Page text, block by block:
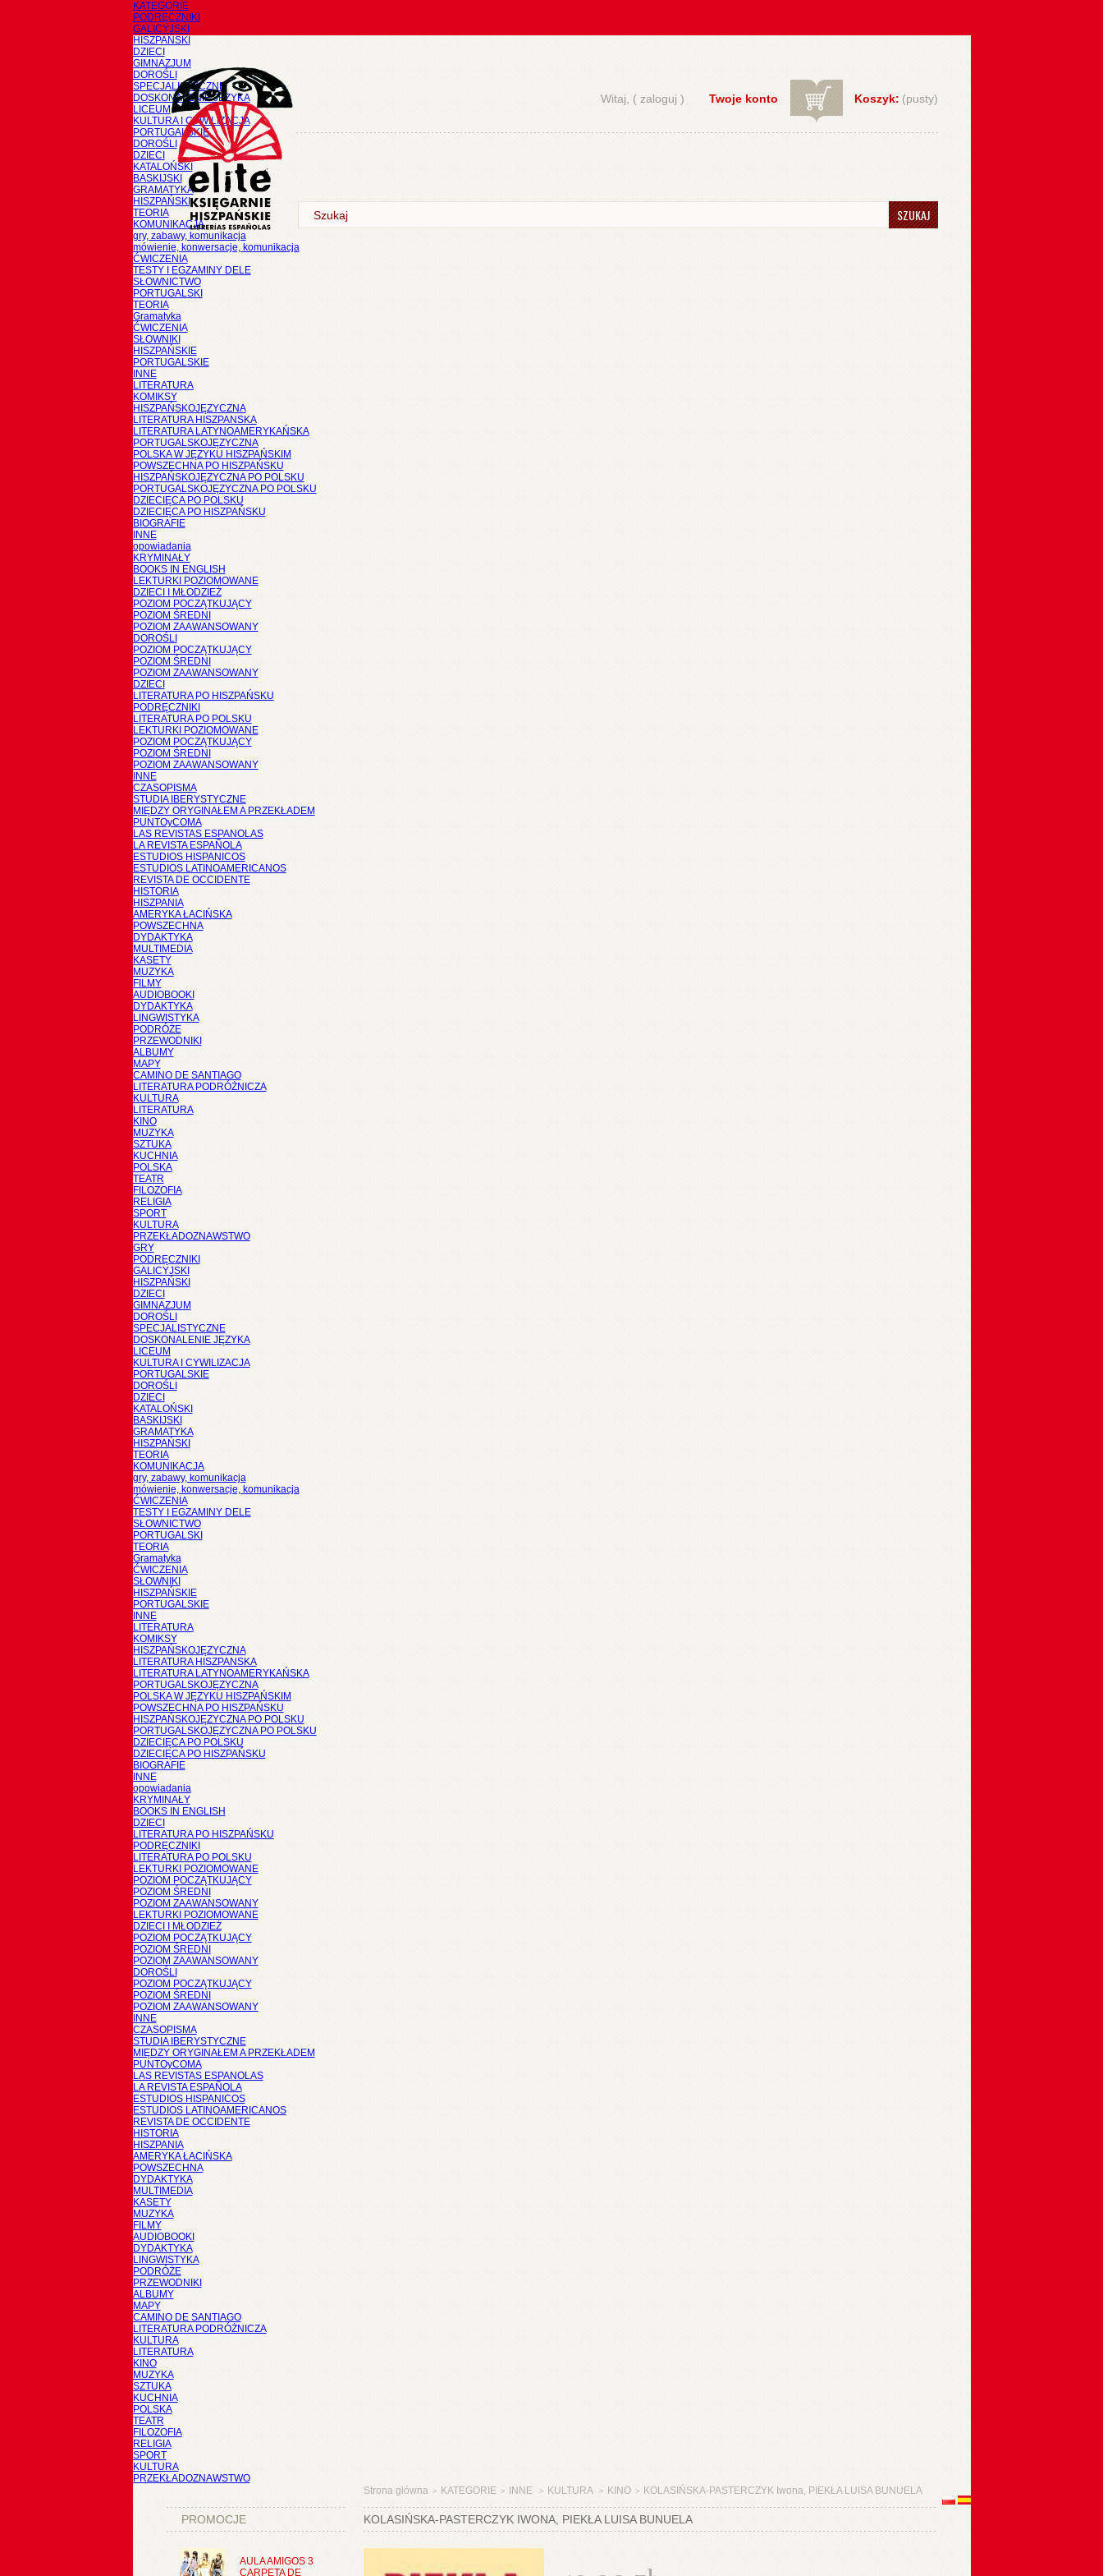
KATEGORIE
PODRĘCZNIKI
GALICYJSKI
HISZPAŃSKI
DZIECI
GIMNAZJUM
DOROŚLI
SPECJALISTYCZNE
DOSKONALENIE JĘZYKA
LICEUM
KULTURA I CYWILIZACJA
PORTUGALSKIE
DOROŚLI
DZIECI
KATALOŃSKI
BASKIJSKI
GRAMATYKA
HISZPAŃSKI
TEORIA
KOMUNIKACJA
gry, zabawy, komunikacja
mówienie, konwersacje, komunikacja
ĆWICZENIA
TESTY I EGZAMINY DELE
SŁOWNICTWO
PORTUGALSKI
TEORIA
Gramatyka
ĆWICZENIA
SŁOWNIKI
HISZPAŃSKIE
PORTUGALSKIE
INNE
LITERATURA
KOMIKSY
HISZPAŃSKOJĘZYCZNA
LITERATURA HISZPANSKA
LITERATURA LATYNOAMERYKAŃSKA
PORTUGALSKOJĘZYCZNA
POLSKA W JĘZYKU HISZPAŃSKIM
POWSZECHNA PO HISZPAŃSKU
HISZPAŃSKOJĘZYCZNA PO POLSKU
PORTUGALSKOJĘZYCZNA PO POLSKU
DZIECIĘCA PO POLSKU
DZIECIĘCA PO HISZPAŃSKU
BIOGRAFIE
INNE
opowiadania
KRYMINAŁY
BOOKS IN ENGLISH
LEKTURKI POZIOMOWANE
DZIECI I MŁODZIEŻ
POZIOM POCZĄTKUJĄCY
POZIOM ŚREDNI
POZIOM ZAAWANSOWANY
DOROŚLI
POZIOM POCZĄTKUJĄCY
POZIOM ŚREDNI
POZIOM ZAAWANSOWANY
DZIECI
LITERATURA PO HISZPAŃSKU
PODRĘCZNIKI
LITERATURA PO POLSKU
LEKTURKI POZIOMOWANE
POZIOM POCZĄTKUJĄCY
POZIOM ŚREDNI
POZIOM ZAAWANSOWANY
INNE
CZASOPISMA
STUDIA IBERYSTYCZNE
MIĘDZY ORYGINAŁEM A PRZEKŁADEM
PUNTOyCOMA
LAS REVISTAS ESPANOLAS
LA REVISTA ESPAÑOLA
ESTUDIOS HISPANICOS
ESTUDIOS LATINOAMERICANOS
REVISTA DE OCCIDENTE
HISTORIA
HISZPANIA
AMERYKA ŁACIŃSKA
POWSZECHNA
DYDAKTYKA
MULTIMEDIA
KASETY
MUZYKA
FILMY
AUDIOBOOKI
DYDAKTYKA
LINGWISTYKA
PODRÓŻE
PRZEWODNIKI
ALBUMY
MAPY
CAMINO DE SANTIAGO
LITERATURA PODRÓŻNICZA
KULTURA
LITERATURA
KINO
MUZYKA
SZTUKA
KUCHNIA
POLSKA
TEATR
FILOZOFIA
RELIGIA
SPORT
KULTURA
PRZEKŁADOZNAWSTWO
GRY
PODRĘCZNIKI
GALICYJSKI
HISZPAŃSKI
DZIECI
GIMNAZJUM
DOROŚLI
SPECJALISTYCZNE
DOSKONALENIE JĘZYKA
LICEUM
KULTURA I CYWILIZACJA
PORTUGALSKIE
DOROŚLI
DZIECI
KATALOŃSKI
BASKIJSKI
GRAMATYKA
HISZPAŃSKI
TEORIA
KOMUNIKACJA
gry, zabawy, komunikacja
mówienie, konwersacje, komunikacja
ĆWICZENIA
TESTY I EGZAMINY DELE
SŁOWNICTWO
PORTUGALSKI
TEORIA
Gramatyka
ĆWICZENIA
SŁOWNIKI
HISZPAŃSKIE
PORTUGALSKIE
INNE
LITERATURA
KOMIKSY
HISZPAŃSKOJĘZYCZNA
LITERATURA HISZPANSKA
LITERATURA LATYNOAMERYKAŃSKA
PORTUGALSKOJĘZYCZNA
POLSKA W JĘZYKU HISZPAŃSKIM
POWSZECHNA PO HISZPAŃSKU
HISZPAŃSKOJĘZYCZNA PO POLSKU
PORTUGALSKOJĘZYCZNA PO POLSKU
DZIECIĘCA PO POLSKU
DZIECIĘCA PO HISZPAŃSKU
BIOGRAFIE
INNE
opowiadania
KRYMINAŁY
BOOKS IN ENGLISH
DZIECI
LITERATURA PO HISZPAŃSKU
PODRĘCZNIKI
LITERATURA PO POLSKU
LEKTURKI POZIOMOWANE
POZIOM POCZĄTKUJĄCY
POZIOM ŚREDNI
POZIOM ZAAWANSOWANY
LEKTURKI POZIOMOWANE
DZIECI I MŁODZIEŻ
POZIOM POCZĄTKUJĄCY
POZIOM ŚREDNI
POZIOM ZAAWANSOWANY
DOROŚLI
POZIOM POCZĄTKUJĄCY
POZIOM ŚREDNI
POZIOM ZAAWANSOWANY
INNE
CZASOPISMA
STUDIA IBERYSTYCZNE
MIĘDZY ORYGINAŁEM A PRZEKŁADEM
PUNTOyCOMA
LAS REVISTAS ESPANOLAS
LA REVISTA ESPAÑOLA
ESTUDIOS HISPANICOS
ESTUDIOS LATINOAMERICANOS
REVISTA DE OCCIDENTE
HISTORIA
HISZPANIA
AMERYKA ŁACIŃSKA
POWSZECHNA
DYDAKTYKA
MULTIMEDIA
KASETY
MUZYKA
FILMY
AUDIOBOOKI
DYDAKTYKA
LINGWISTYKA
PODRÓŻE
PRZEWODNIKI
ALBUMY
MAPY
CAMINO DE SANTIAGO
LITERATURA PODRÓŻNICZA
KULTURA
LITERATURA
KINO
MUZYKA
SZTUKA
KUCHNIA
POLSKA
TEATR
FILOZOFIA
RELIGIA
SPORT
KULTURA
PRZEKŁADOZNAWSTWO
Koszyk: (pusty)
Twoje konto
Witaj, ( zaloguj )
SZUKAJ
PROMOCJE
AULA AMIGOS 3
CARPETA DE
Strona główna > KATEGORIE > INNE > KULTURA > KINO > KOLASIŃSKA-PASTERCZYK Iwona, PIEKŁA LUISA BUNUELA
KOLASIŃSKA-PASTERCZYK IWONA, PIEKŁA LUISA BUNUELA